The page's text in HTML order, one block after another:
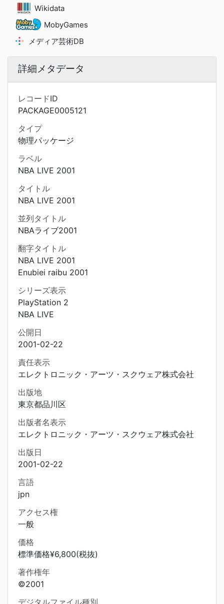
Wikidata
MobyGames
メディア芸術DB
詳細メタデータ
レコードID
PACKAGE0005121
タイプ
物理パッケージ
ラベル
NBA LIVE 2001
タイトル
NBA LIVE 2001
並列タイトル
NBAライブ2001
翻字タイトル
NBA LIVE 2001
Enubiei raibu 2001
シリーズ表示
PlayStation 2
NBA LIVE
公開日
2001-02-22
責任表示
エレクトロニック・アーツ・スクウェア株式会社
出版地
東京都品川区
出版者名表示
エレクトロニック・アーツ・スクウェア株式会社
出版日
2001-02-22
言語
jpn
アクセス権
一般
価格
標準価格¥6,800(税抜)
著作権年
©2001
デジタルファイル種別